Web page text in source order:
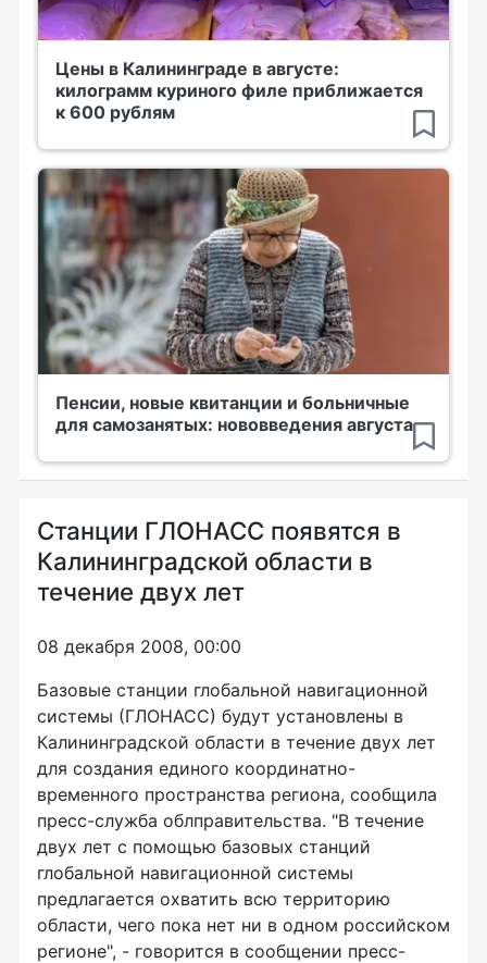
Цены в Калининграде в августе:
килограмм куриного филе приближается
к 600 рублям
Пенсии, новые квитанции и больничные
для самозанятых: нововведения августа
Станции ГЛОНАСС появятся в
Калининградской области в
течение двух лет
08 декабря 2008, 00:00
Базовые станции глобальной навигационной
системы (ГЛОНАСС) будут установлены в
Калининградской области в течение двух лет
для создания единого координатно-
временного пространства региона, сообщила
пресс-служба облправительства. "В течение
двух лет с помощью базовых станций
глобальной навигационной системы
предлагается охватить всю территорию
области, чего пока нет ни в одном российском
регионе", - говорится в сообщении пресс-